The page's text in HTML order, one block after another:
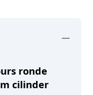
ronde
cilinder